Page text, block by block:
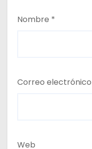
Nombre *
Correo electrónico
Web